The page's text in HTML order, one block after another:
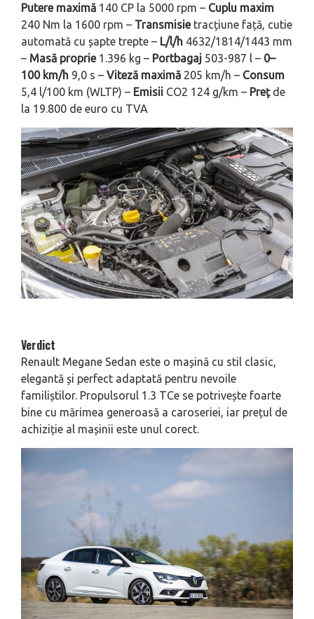
Putere maximă 140 CP la 5000 rpm – Cuplu maxim
240 Nm la 1600 rpm – Transmisietracțiune față, cutie
automată cu șapte trepte – L/l/h 4632/1814/1443 mm
– Masă proprie1.396 kg – Portbagaj 503-987 l – 0–
100 km/h 9,0 s – Viteză maximă 205 km/h – Consum
5,4 l/100 km (WLTP) – Emisii CO2 124 g/km – Prețde
la 19.800 de euro cu TVA
Verdict
Renault Megane Sedan este o mașină cu stil clasic,
elegantă și perfect adaptată pentru nevoile
familiștilor. Propulsorul 1.3 TCe se potrivește foarte
bine cu mărimea generoasă a caroseriei, iar prețul de
achiziție al mașinii este unul corect.